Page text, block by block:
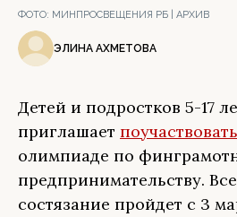
ФОТО: МИНПРОСВЕЩЕНИЯ РБ | АРХИВ
ЭЛИНА АХМЕТОВА
Детей и подростков 5-17
приглашает поучаствовать
олимпиаде по
предпринимательству.
состязание пройдет с 3